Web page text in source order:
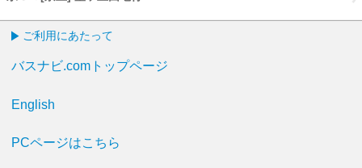
ご利用にあたって
バスナビ.comトップページ
English
PCページはこちら